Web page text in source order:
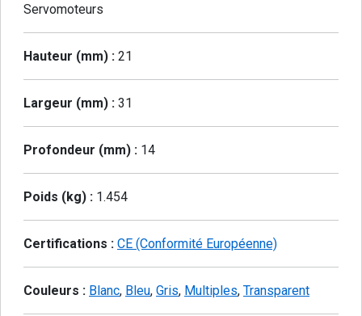
Servomoteurs
Hauteur (mm) : 21
Largeur (mm) : 31
Profondeur (mm) : 14
Poids (kg) : 1.454
Certifications : CE (Conformité Européenne)
Couleurs : Blanc, Bleu, Gris, Multiples, Transparent